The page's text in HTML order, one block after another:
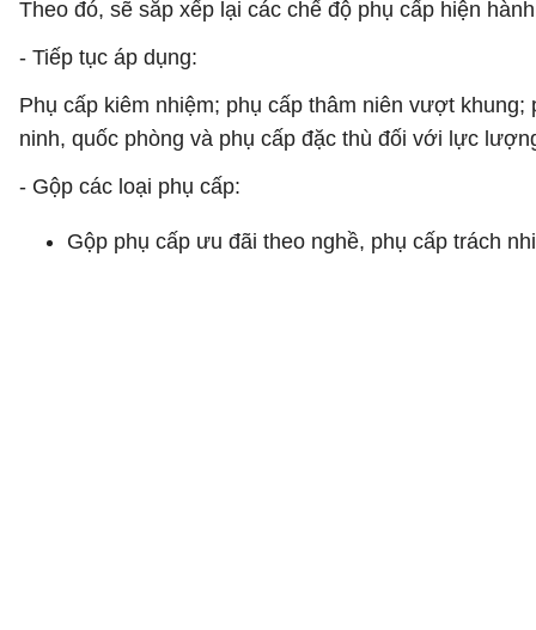
Theo đó, sẽ sắp xếp lại các chế độ phụ cấp hiện
- Tiếp tục áp dụng:
Phụ cấp kiêm nhiệm; phụ cấp thâm niên vượt
ninh, quốc phòng và phụ cấp đặc thù đối với lực
- Gộp các loại phụ cấp:
Gộp phụ cấp ưu đãi theo nghề, phụ cấp trách